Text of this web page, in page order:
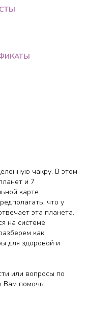
чакру. В этом
и 7
карте
что у
эта планета.
на системе
как
для здоровой и
или вопросы по
Вам помочь